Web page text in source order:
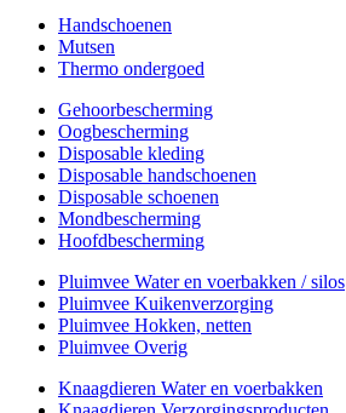
Handschoenen
Mutsen
Thermo ondergoed
Gehoorbescherming
Oogbescherming
Disposable kleding
Disposable handschoenen
Disposable schoenen
Mondbescherming
Hoofdbescherming
Pluimvee Water en voerbakken / silos
Pluimvee Kuikenverzorging
Pluimvee Hokken, netten
Pluimvee Overig
Knaagdieren Water en voerbakken